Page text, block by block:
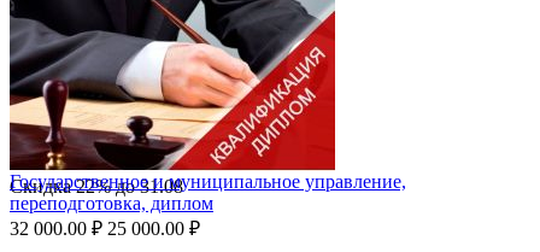
Скидка22%до31.08
Государственное и муниципальное управление,
переподготовка, диплом
32 000.00 ₽ 25 000.00 ₽